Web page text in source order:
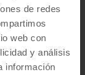
de redes
web con
y análisis
información